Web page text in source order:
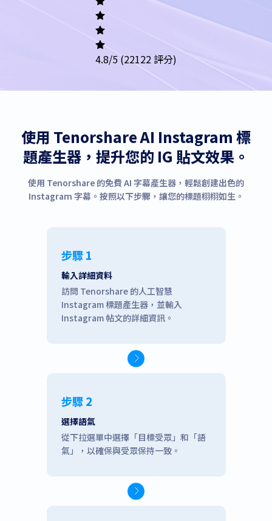
4.8/5(22122 評分)
使用 Tenorshare AI Instagram 標
題產生器，提升您的 IG 貼文效果。
使用 Tenorshare 的免費 AI 字幕產生器，輕鬆創建出色的
Instagram 字幕。按照以下步驟，讓您的標題栩栩如生。
步驟 1
輸入詳細資料
訪問 Tenorshare 的人工智慧
Instagram 標題產生器，並輸入
Instagram 帖文的詳細資訊。
步驟 2
選擇語氣
從下拉選單中選擇「目標受眾」和「語
氣」，以確保與受眾保持一致。